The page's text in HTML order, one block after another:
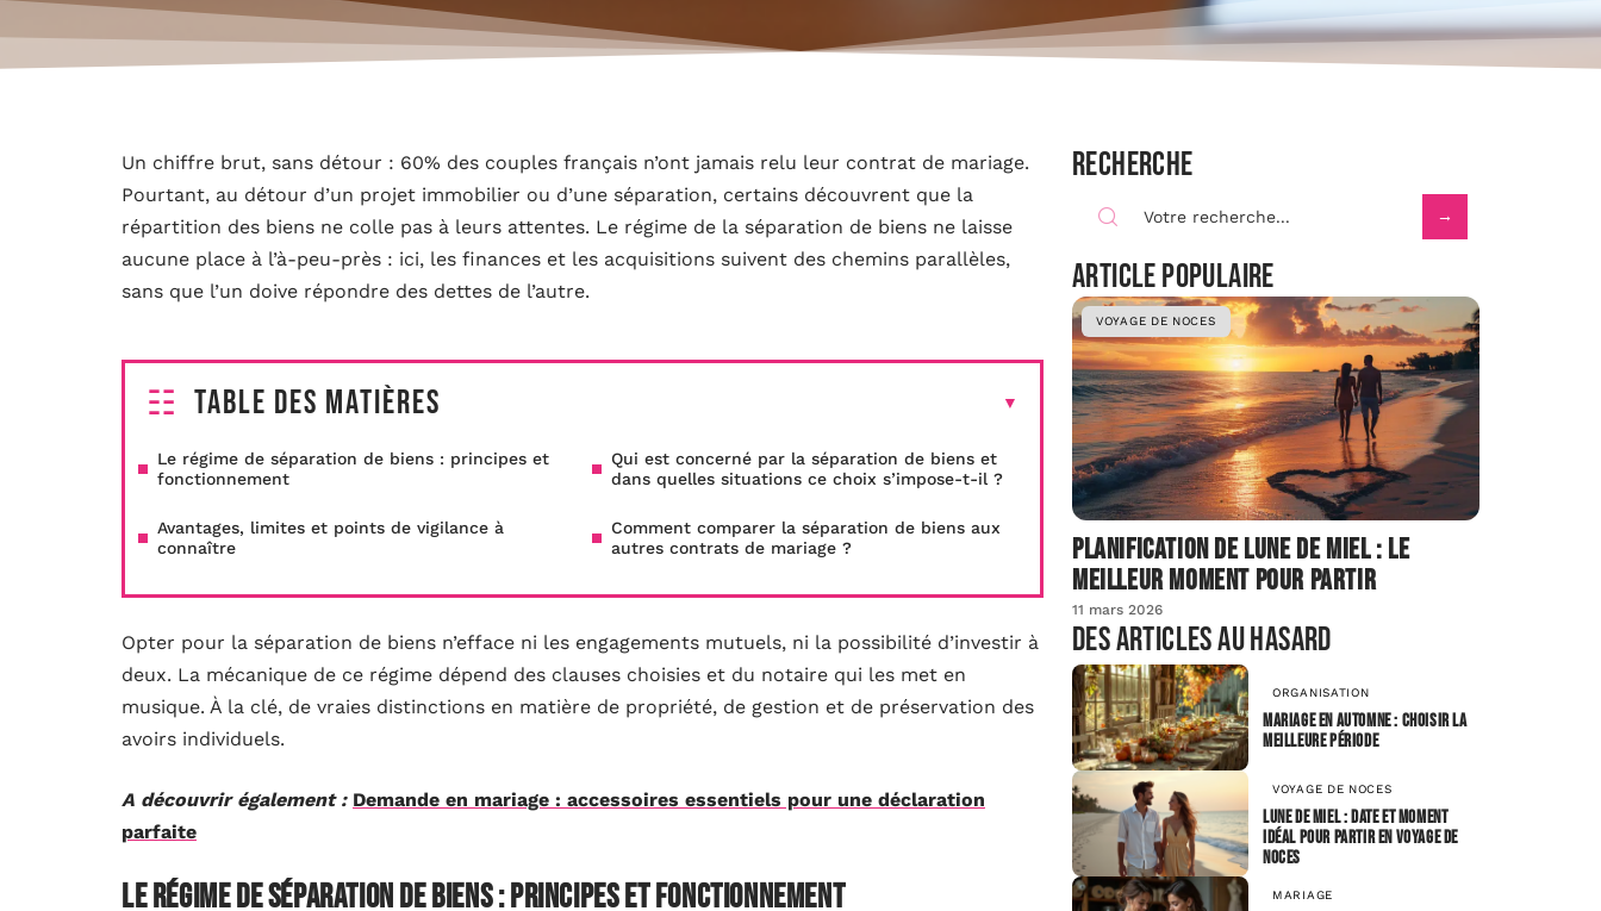
Un chiffre brut, sans détour : 60% des couples français n’ont jamais relu leur contrat de mariage.
Pourtant, au détour d’un projet immobilier ou d’une séparation, certains découvrent que la
répartition des biens ne colle pas à leurs attentes. Le régime de la séparation de biens ne laisse
aucune place à l’à-peu-près : ici, les finances et les acquisitions suivent des chemins parallèles,
sans que l’un doive répondre des dettes de l’autre.
Table des matières
Le régime de séparation de biens : principes et
fonctionnement
Qui est concerné par la séparation de biens et
dans quelles situations ce choix s’impose-t-il ?
Avantages, limites et points de vigilance à
connaître
Comment comparer la séparation de biens aux
autres contrats de mariage ?
Opter pour la séparation de biens n’efface ni les engagements mutuels, ni la possibilité d’investir à
deux. La mécanique de ce régime dépend des clauses choisies et du notaire qui les met en
musique. À la clé, de vraies distinctions en matière de propriété, de gestion et de préservation des
avoirs individuels.
A découvrir également : Demande en mariage : accessoires essentiels pour une déclaration
parfaite
Le régime de séparation de biens : principes et fonctionnement
Recherche
Article populaire
VOYAGE DE NOCES
Planification de lune de miel : le
meilleur moment pour partir
11 mars 2026
Des articles au hasard
ORGANISATION
Mariage en automne : choisir la
meilleure période
VOYAGE DE NOCES
Lune de miel : date et moment
idéal pour partir en voyage de
noces
MARIAGE